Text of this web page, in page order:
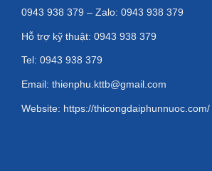
0943 938 379 – Zalo: 0943 938 379
Hỗ trợ kỹ thuật: 0943 938 379
Tel: 0943 938 379
Email: thienphu.kttb@gmail.com
Website: https://thicongdaiphunnuoc.com/